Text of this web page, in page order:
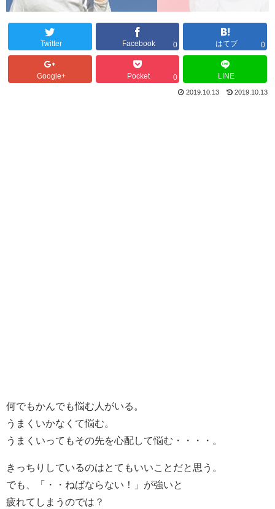
Twitter Facebook 0 はてブ 0
Google+ Pocket 0 LINE
2019.10.13 2019.10.13
何でもかんでも悩む人がいる。
うまくいかなくて悩む。
うまくいってもその先を心配して悩む・・・・。
きっちりしているのはとてもいいことだと思う。
でも、「・・ねばならない！」が強いと
疲れてしまうのでは？